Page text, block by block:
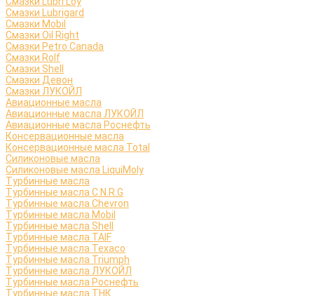
Смазки Lubrigard
Смазки Mobil
Смазки Oil Right
Смазки Petro Canada
Смазки Rolf
Смазки Shell
Смазки Девон
Смазки ЛУКОЙЛ
Авиационные масла
Авиационные масла ЛУКОЙЛ
Авиационные масла Роснефть
Консервационные масла
Консервационные масла Total
Силиконовые масла
Силиконовые масла LiquiMoly
Турбинные масла
Турбинные масла C.N.R.G
Турбинные масла Chevron
Турбинные масла Mobil
Турбинные масла Shell
Турбинные масла TAIF
Турбинные масла Texaco
Турбинные масла Triumph
Турбинные масла ЛУКОЙЛ
Турбинные масла Роснефть
Турбинные масла ТНК